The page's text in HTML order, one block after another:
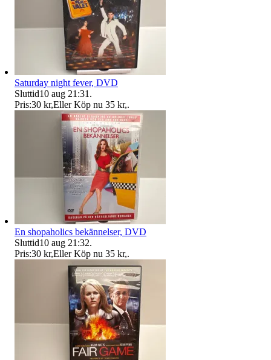
Saturday night fever, DVD
Sluttid10 aug 21:31 .
Pris:30 kr,Eller Köp nu 35 kr,.
En shopaholics bekännelser, DVD
Sluttid10 aug 21:32.
Pris:30 kr,Eller Köp nu 35 kr,.